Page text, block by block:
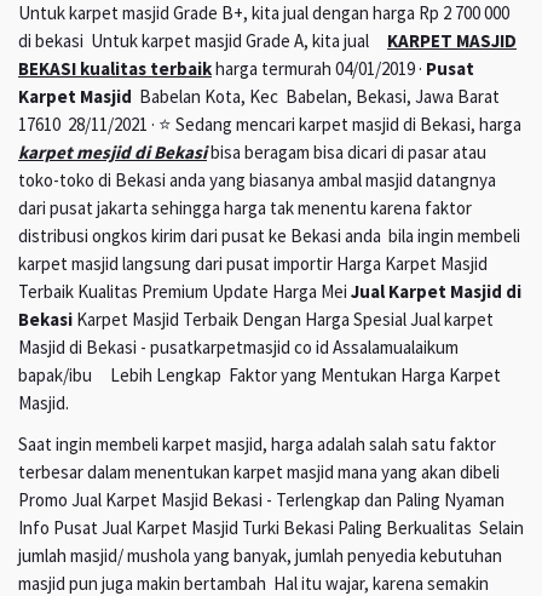
Untuk karpet masjid Grade B+, kita jual dengan harga Rp 2 700 000
di bekasi Untuk karpet masjid Grade A, kita jual KARPET MASJID
BEKASI kualitas terbaikharga termurah 04/01/2019 · Pusat
Karpet Masjid Babelan Kota, Kec Babelan, Bekasi, Jawa Barat
17610 28/11/2021 · ⭐ Sedang mencari karpet masjid di Bekasi, harga
karpet mesjid di Bekasibisa beragam bisa dicari di pasar atau
toko-toko di Bekasi anda yang biasanya ambal masjid datangnya
dari pusat jakarta sehingga harga tak menentu karena faktor
distribusi ongkos kirim dari pusat ke Bekasi anda bila ingin membeli
karpet masjid langsung dari pusat importir Harga Karpet Masjid
Terbaik Kualitas Premium Update Harga Mei Jual Karpet Masjid di
Bekasi Karpet Masjid Terbaik Dengan Harga Spesial Jual karpet
Masjid di Bekasi - pusatkarpetmasjid co id Assalamualaikum
bapak/ibu Lebih Lengkap Faktor yang Mentukan Harga Karpet
Masjid.
Saat ingin membeli karpet masjid, harga adalah salah satu faktor
terbesar dalam menentukan karpet masjid mana yang akan dibeli
Promo Jual Karpet Masjid Bekasi - Terlengkap dan Paling Nyaman
Info Pusat Jual Karpet Masjid Turki Bekasi Paling Berkualitas Selain
jumlah masjid/ mushola yang banyak, jumlah penyedia kebutuhan
masjid pun juga makin bertambah Hal itu wajar, karena semakin